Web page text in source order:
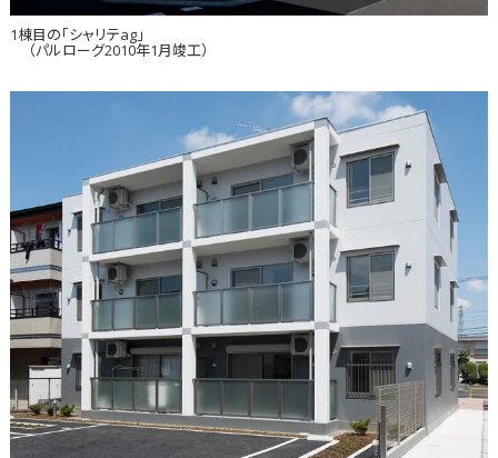
1棟目の「シャリテag」
（パルローグ2010年1月竣工）